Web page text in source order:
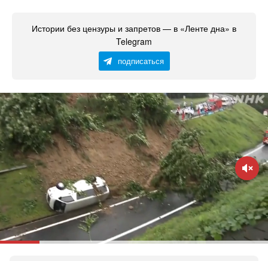
Истории без цензуры и запретов — в «Ленте дна» в
Telegram
подписаться